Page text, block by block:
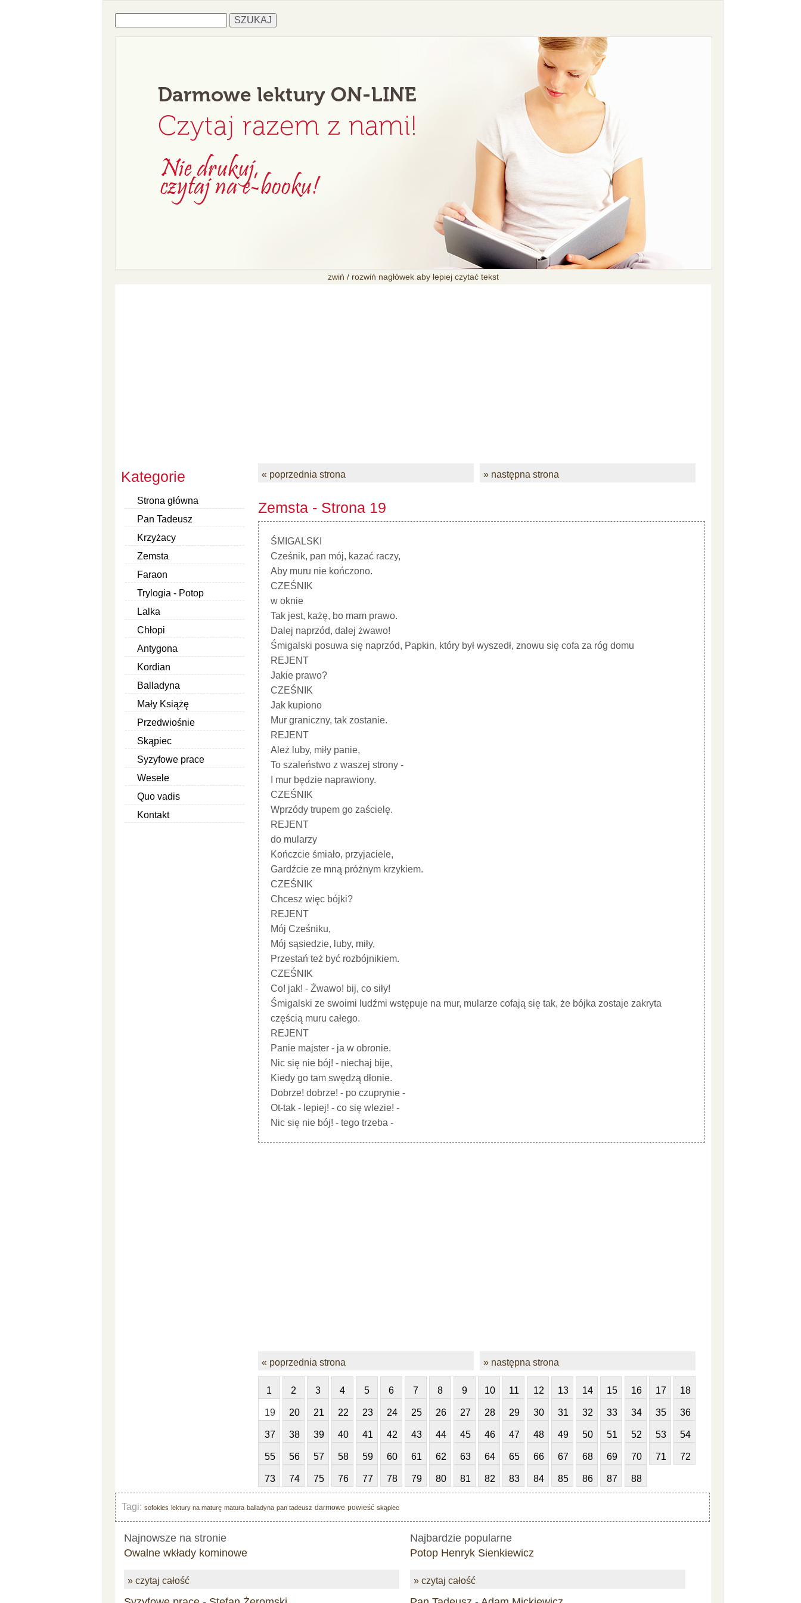
zwiń / rozwiń nagłówek aby lepiej czytać tekst
Kategorie
Strona główna
Pan Tadeusz
Krzyżacy
Zemsta
Faraon
Trylogia - Potop
Lalka
Chłopi
Antygona
Kordian
Balladyna
Mały Książę
Przedwiośnie
Skąpiec
Syzyfowe prace
Wesele
Quo vadis
Kontakt
« poprzednia strona » następna strona
Zemsta - Strona 19
ŚMIGALSKI
Cześnik, pan mój, kazać raczy,
Aby muru nie kończono.
CZEŚNIK
w oknie
Tak jest, każę, bo mam prawo.
Dalej naprzód, dalej żwawo!
Śmigalski posuwa się naprzód, Papkin, który był wyszedł, znowu się cofa za róg domu
REJENT
Jakie prawo?
CZEŚNIK
Jak kupiono
Mur graniczny, tak zostanie.
REJENT
Ależ luby, miły panie,
To szaleństwo z waszej strony -
I mur będzie naprawiony.
CZEŚNIK
Wprzódy trupem go zaścielę.
REJENT
do mularzy
Kończcie śmiało, przyjaciele,
Gardźcie ze mną próżnym krzykiem.
CZEŚNIK
Chcesz więc bójki?
REJENT
Mój Cześniku,
Mój sąsiedzie, luby, miły,
Przestań też być rozbójnikiem.
CZEŚNIK
Co! jak! - Źwawo! bij, co siły!
Śmigalski ze swoimi ludźmi wstępuje na mur, mularze cofają się tak, że bójka zostaje zakryta
częścią muru całego.
REJENT
Panie majster - ja w obronie.
Nic się nie bój! - niechaj bije,
Kiedy go tam swędzą dłonie.
Dobrze! dobrze! - po czuprynie -
Ot-tak - lepiej! - co się wlezie! -
Nic się nie bój! - tego trzeba -
« poprzednia strona » następna strona
1 2 3 4 5 6 7 8 9 10 11 12 13 14 15 16 17 18
19 20 21 22 23 24 25 26 27 28 29 30 31 32 33 34 35 36
37 38 39 40 41 42 43 44 45 46 47 48 49 50 51 52 53 54
55 56 57 58 59 60 61 62 63 64 65 66 67 68 69 70 71 72
73 74 75 76 77 78 79 80 81 82 83 84 85 86 87 88
Tagi: sofokles lektury na maturę matura balladyna pan tadeusz darmowe powieść skąpiec
Najnowsze na stronie
Owalne wkłady kominowe
» czytaj całość
Najbardzie popularne
Potop Henryk Sienkiewicz
» czytaj całość